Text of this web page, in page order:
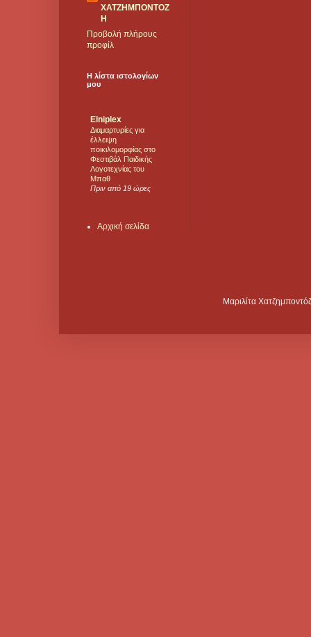
ΧΑΤΖΗΜΠΟΝΤΟΖ
Η
Προβολή πλήρους
προφίλ
Η λίστα ιστολογίων
μου
Elniplex
Διαμαρτυρίες για
έλλειψη
ποικιλομορφίας στο
Φεστιβάλ Παιδικής
Λογοτεχνίας του
Μπαθ
Πριν από 19 ώρες
Αρχική σελίδα
Μαριλίτα